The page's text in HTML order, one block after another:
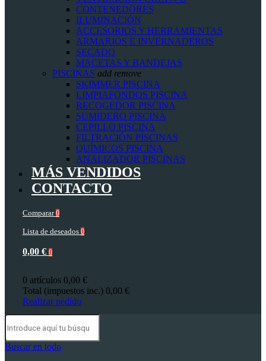
CONTENEDORES
ILUMINACIÓN
ACCESORIOS Y HERRAMIENTAS
ARMARIOS E INVERNADEROS
SECADO
MACETAS Y BANDEJAS
PISCINAS add remove
SKIMMER PISCINA
LIMPIAFONDOS PISCINA
RECOGEDOR PISCINA
SUMIDERO PISCINA
CEPILLO PISCINA
FILTRACIÓN PISCINAS
QUÍMICOS PISCINA
ANALIZADOR PISCINAS
MÁS VENDIDOS
CONTACTO
Comparar 0
Lista de deseados 0
0,00 € 0
0 artículos 0,00 €
Total (impuestos inc.) 0,00 €
Realizar pedido
Buscar en todo